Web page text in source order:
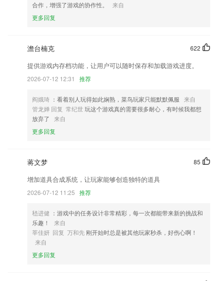
4.·查看汉字的书法样式，您才能知道正确的书法
5.章节练习，各个类别的章节试题可以自由选择，轻松刷章节习题。
陌陌捕鱼达人更新了什么?
修改隐私权限，保护用户隐私
【优化】“我的”界面煤款及零钱信息视图修改优化；
体重指数 生活助手
V商会员上线，会员尊享需求无限发商机无限接等多项权益，快来体验
联系我们
以上就是陌陌捕鱼达人的介绍，如果您喜欢这款软件，您可以到应用商店
合作，增强了游戏的协作性。
来自
更多回复
622
澹台楠克
提供游戏内存档功能，让用户可以随时保存和加载游戏进度。
2026-07-12 12:31 推荐
阎娥琦 ：看着别人玩得如此娴熟，菜鸟玩家只能默默佩服 来自
管龙婵 回复 常纪世玩这个游戏真的需要很多耐心，有时候我都想
放弃了
来自
更多回复
85
蒋文梦
增加道具合成系统，让玩家能够创造独特的道具
2026-07-12 11:25 推荐
嵇进健 ：游戏中的任务设计非常精彩，每一次都能带来新的挑战和
乐趣！
来自
莘佳妍 回复 万和先 刚开始时总是被其他玩家秒杀，好伤心啊！
来自
更多回复